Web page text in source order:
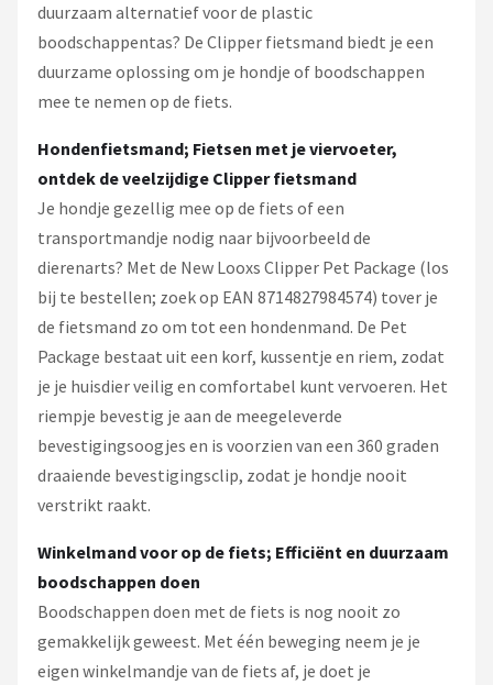
duurzaam alternatief voor de plastic
boodschappentas? De Clipper fietsmand biedt je een
duurzame oplossing om je hondje of boodschappen
mee te nemen op de fiets.
Hondenfietsmand; Fietsen met je viervoeter,
ontdek de veelzijdige Clipper fietsmand
Je hondje gezellig mee op de fiets of een
transportmandje nodig naar bijvoorbeeld de
dierenarts? Met de New Looxs Clipper Pet Package (los
bij te bestellen; zoek op EAN 8714827984574) tover je
de fietsmand zo om tot een hondenmand. De Pet
Package bestaat uit een korf, kussentje en riem, zodat
je je huisdier veilig en comfortabel kunt vervoeren. Het
riempje bevestig je aan de meegeleverde
bevestigingsoogjes en is voorzien van een 360 graden
draaiende bevestigingsclip, zodat je hondje nooit
verstrikt raakt.
Winkelmand voor op de fiets; Efficiënt en duurzaam
boodschappen doen
Boodschappen doen met de fiets is nog nooit zo
gemakkelijk geweest. Met één beweging neem je je
eigen winkelmandje van de fiets af, je doet je